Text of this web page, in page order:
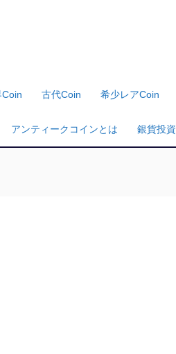
coin 古代coin 希少レアcoin
アンティークコインとは 銀貨投資